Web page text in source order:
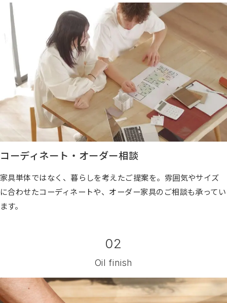
コーディネート・オーダー相談
家具単体ではなく、暮らしを考えたご提案を。雰囲気やサイズ
に合わせたコーディネートや、オーダー家具のご相談も承ってい
ます。
02
Oil finish